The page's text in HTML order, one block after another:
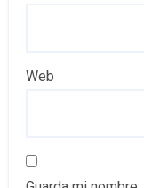
Web